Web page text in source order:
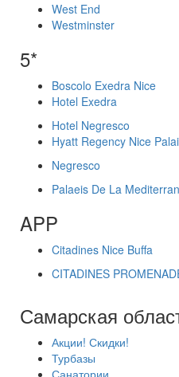
West End
Westminster
5*
Boscolo Exedra Nice
Hotel Exedra
Hotel Negresco
Hyatt Regency Nice
Negresco
Palaeis De La
APP
Citadines Nice Buffa
CITADINES
Самарская
Акции! Скидки!
Турбазы
Санатории